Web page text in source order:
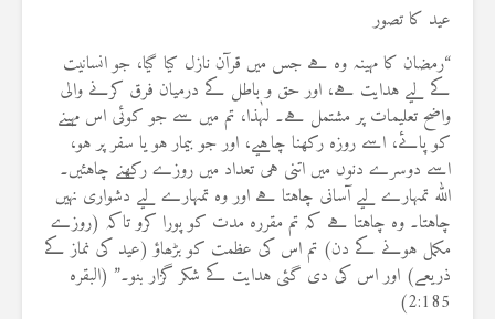
عید کا تصور
“رمضان کا مہینہ وہ ہے جس میں قرآن نازل کیا گیا، جو انسانیت
کے لیے ہدایت ہے، اور حق و باطل کے درمیان فرق کرنے والی
واضح تعلیمات پر مشتمل ہے۔ لہٰذا، تم میں سے جو کوئی اس مہینے
کو پائے، اسے روزہ رکھنا چاہیے، اور جو بیمار ہو یا سفر پر ہو،
اسے دوسرے دنوں میں اتنی ہی تعداد میں روزے رکھنے چاہئیں۔
اللہ تمہارے لیے آسانی چاہتا ہے اور وہ تمہارے لیے دشواری نہیں
چاہتا۔ وہ چاہتا ہے کہ تم مقررہ مدت کو پورا کرو تاکہ (روزے
مکمل ہونے کے دن) تم اس کی عظمت کو بڑھاؤ (عید کی نماز کے
ذریعے) اور اس کی دی گئی ہدایت کے شکر گزار بنو۔” (البقرہ
2:185)